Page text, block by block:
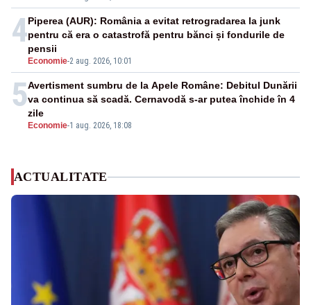
4
Economie-2 aug. 2026, 10:01
Piperea (AUR): România a evitat retrogradarea la junk
pentru că era o catastrofă pentru bănci și fondurile de
pensii
5
Economie-1 aug. 2026, 18:08
Avertisment sumbru de la Apele Române: Debitul Dunării
va continua să scadă. Cernavodă s-ar putea închide în 4
zile
ACTUALITATE